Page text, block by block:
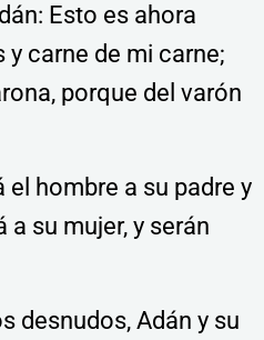
Esto es ahora
y carne de mi carne;
porque del varón
el hombre a su padre y
a su mujer, y serán
desnudos, Adán y su